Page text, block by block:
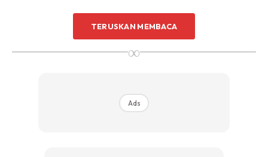
TERUSKAN MEMBACA
∞
Ads